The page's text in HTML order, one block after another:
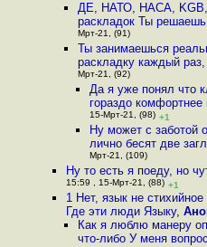
ДЕ, НАТО, НАСА, KGB,
раскладок Ты
Мрт-21, (91)
Ты занимаешься
раскладку каждый
Мрт-21, (92)
Да я уже понял что
гораздо комфортнее
15-Мрт-21, (98) +1
Ну может с заботой
лично бесят две
Мрт-21, (109)
Ну то есть я поеду, но
15:59 , 15-Мрт-21, (88) +1
1 Нет, язык не
Где эти люди Языку,
Как я люблю манеру
что-либо У меня